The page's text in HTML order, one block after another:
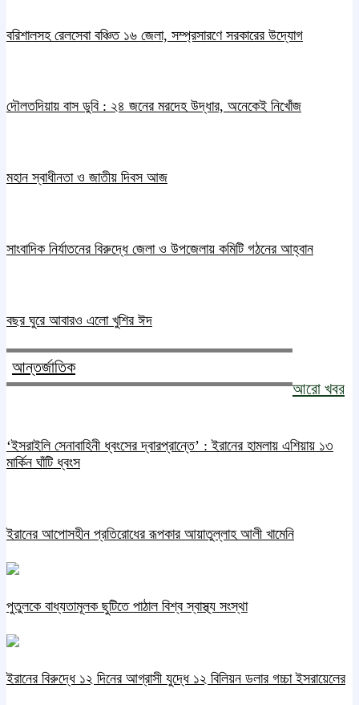
বরিশালসহ রেলসেবা বঞ্চিত ১৬ জেলা, সম্প্রসারণে সরকারের উদ্যোগ
দৌলতদিয়ায় বাস ডুবি : ২৪ জনের মরদেহ উদ্ধার, অনেকেই নিখোঁজ
মহান স্বাধীনতা ও জাতীয় দিবস আজ
সাংবাদিক নির্যাতনের বিরুদ্ধে জেলা ও উপজেলায় কমিটি গঠনের আহ্বান
বছর ঘুরে আবারও এলো খুশির ঈদ
আরো খবর
আন্তর্জাতিক
‘ইসরাইলি সেনাবাহিনী ধ্বংসের দ্বারপ্রান্তে’ : ইরানের হামলায় এশিয়ায় ১৩
মার্কিন ঘাঁটি ধ্বংস
ইরানের আপোসহীন প্রতিরোধের রূপকার আয়াতুল্লাহ আলী খামেনি
পুতুলকে বাধ্যতামূলক ছুটিতে পাঠাল বিশ্ব স্বাস্থ্য সংস্থা
ইরানের বিরুদ্ধে ১২ দিনের আগ্রাসী যুদ্ধে ১২ বিলিয়ন ডলার গচ্চা ইসরায়েলের